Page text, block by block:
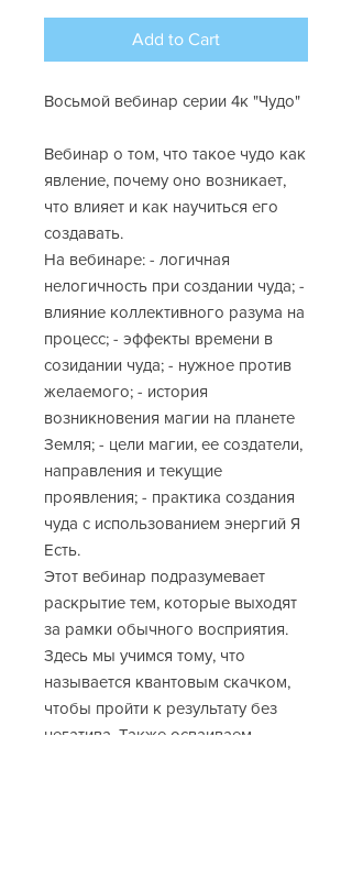
Add to Cart
Восьмой вебинар серии 4к "Чудо"
Вебинар о том, что такое чудо как
явление, почему оно возникает,
что влияет и как научиться его
создавать.
На вебинаре: - логичная
нелогичность при создании чуда; -
влияние коллективного разума на
процесс; - эффекты времени в
созидании чуда; - нужное против
желаемого; - история
возникновения магии на планете
Земля; - цели магии, ее создатели,
направления и текущие
проявления; - практика создания
чуда с использованием энергий Я
Есть.
Этот вебинар подразумевает
раскрытие тем, которые выходят
за рамки обычного восприятия.
Здесь мы учимся тому, что
называется квантовым скачком,
чтобы пройти к результату без
негатива. Также осваиваем